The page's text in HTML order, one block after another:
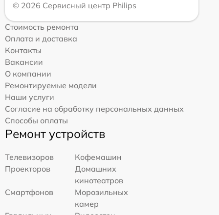
© 2026 Сервисный центр Philips
Стоимость ремонта
Оплата и доставка
Контакты
Вакансии
О компании
Ремонтируемые модели
Наши услуги
Согласие на обработку персональных данных
Способы оплаты
Ремонт устройств
Телевизоров
Кофемашин
Проекторов
Домашних
кинотеатров
Смартфонов
Морозильных
камер